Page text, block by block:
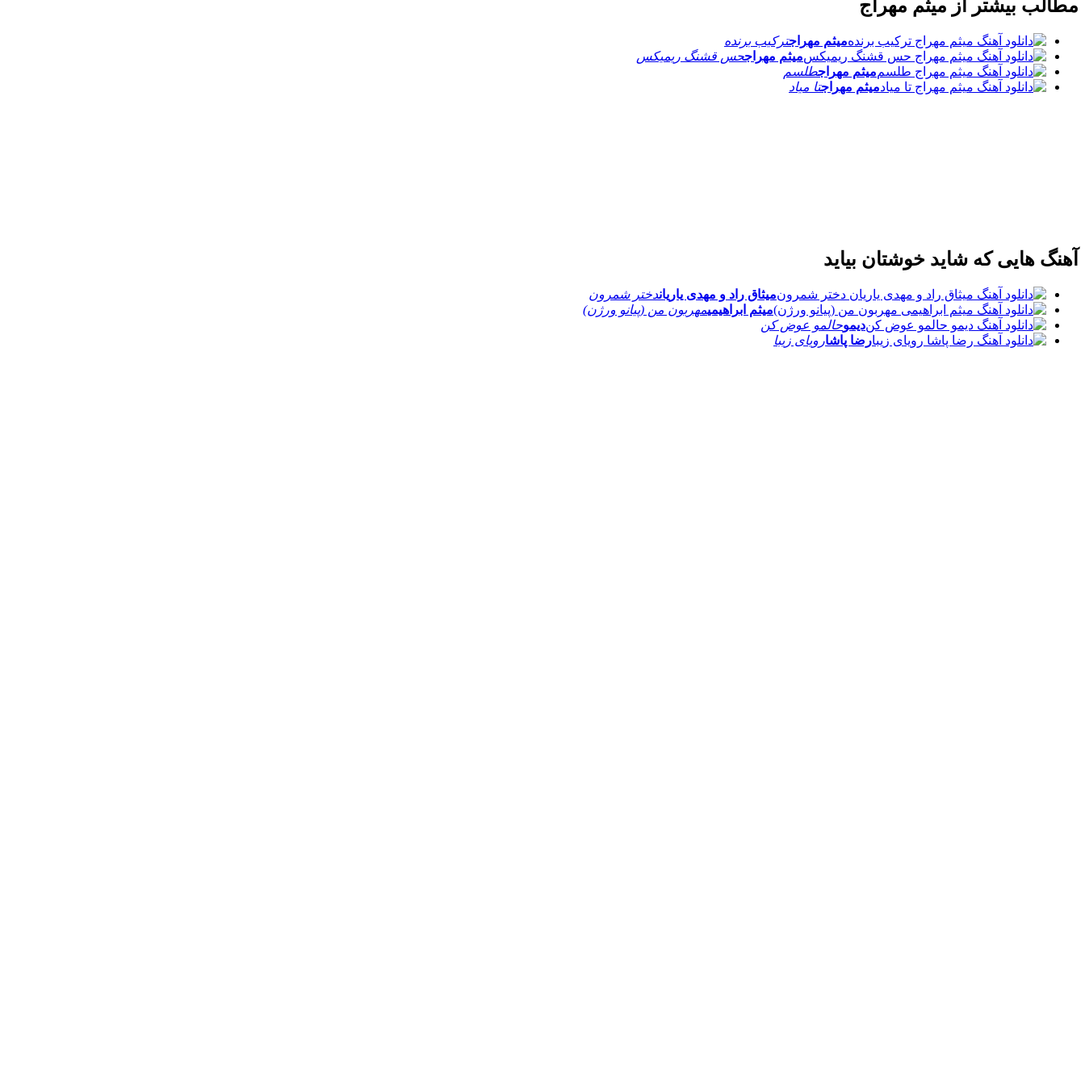
مطالب بیشتر از میثم مهراج
میثم مهراجترکیب برنده
میثم مهراجحس قشنگ ریمیکس
میثم مهراجطلسم
میثم مهراجتا میاد
آهنگ هایی که شاید خوشتان بیاید
میثاق راد و مهدی یاریاندختر شمرون
میثم ابراهیمیمهربون من (پیانو ورژن)
دیموحالمو عوض کن
رضا پاشارویای زیبا